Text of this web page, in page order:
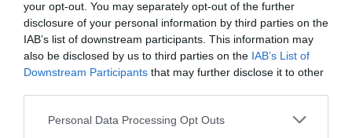
your opt-out. You may separately opt-out of the further
disclosure of your personal information by third parties on the
IAB’s list of downstream participants. This information may
also be disclosed by us to third parties on the IAB’s List of
Downstream Participants that may further disclose it to other
Personal Data Processing Opt Outs
Nicoa commenté l'article :
Il s’est masturbé sur une passagère endormie : trois ans
de prison et interdiction de séjour en Thaïlande
histoire de l'aviation